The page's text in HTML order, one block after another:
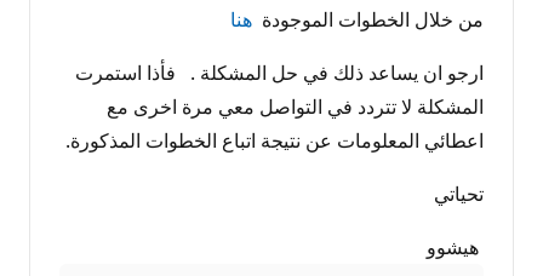
من خلال الخطوات الموجودة هنا
ارجو ان يساعد ذلك في حل المشكلة . فأذا استمرت
المشكلة لا تتردد في التواصل معي مرة اخرى مع
اعطائي المعلومات عن نتيجة اتباع الخطوات المذكورة.
تحياتي
هيشوو